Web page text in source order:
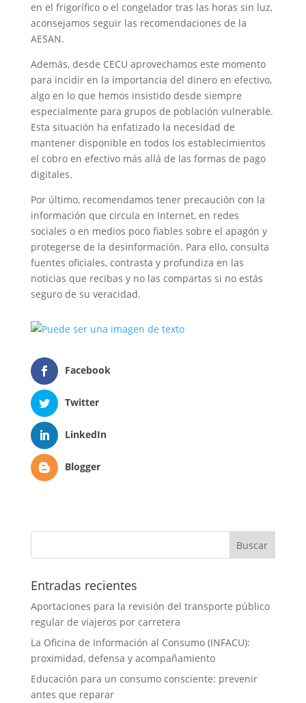
en el frigorífico o el congelador tras las horas sin luz,
aconsejamos seguir las recomendaciones de la
AESAN.
Además, desde CECU aprovechamos este momento
para incidir en la importancia del dinero en efectivo,
algo en lo que hemos insistido desde siempre
especialmente para grupos de población vulnerable.
Esta situación ha enfatizado la necesidad de
mantener disponible en todos los establecimientos
el cobro en efectivo más allá de las formas de pago
digitales.
Por último, recomendamos tener precaución con la
información que circula en Internet, en redes
sociales o en medios poco fiables sobre el apagón y
protegerse de la desinformación. Para ello, consulta
fuentes oficiales, contrasta y profundiza en las
noticias que recibas y no las compartas si no estás
seguro de su veracidad.
Facebook
Twitter
LinkedIn
Blogger
Entradas recientes
Aportaciones para la revisión del transporte público
regular de viajeros por carretera
La Oficina de Información al Consumo (INFACU):
proximidad, defensa y acompañamiento
Educación para un consumo consciente: prevenir
antes que reparar